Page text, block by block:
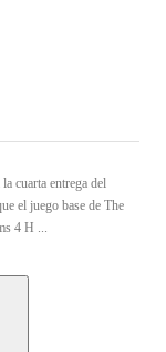
cuarta entrega del
el juego base de The
4 H ...